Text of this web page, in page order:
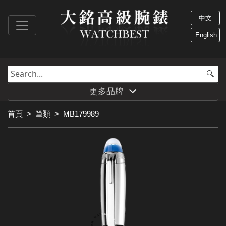
中文
English
更多品牌
首頁 > 筆類 > MB179989